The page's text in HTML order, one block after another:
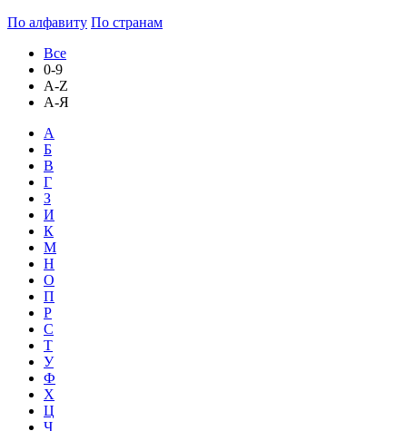
По алфавиту По странам
Все
0-9
A-Z
А-Я
А
Б
В
Г
З
И
К
М
Н
О
П
Р
С
Т
У
Ф
Х
Ц
Ч